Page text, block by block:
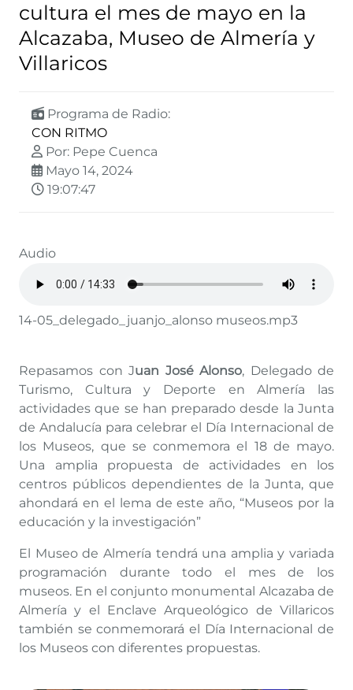
cultura el mes de mayo en la
Alcazaba, Museo de Almería y
Villaricos
Programa de Radio:
CON RITMO
Por: Pepe Cuenca
Mayo 14, 2024
19:07:47
Audio
14-05_delegado_juanjo_alonso museos.mp3
Repasamos con Juan José Alonso, Delegado de
Turismo, Cultura y Deporte en Almería las
actividades que se han preparado desde la Junta
de Andalucía para celebrar el Día Internacional de
los Museos, que se conmemora el 18 de mayo.
Una amplia propuesta de actividades en los
centros públicos dependientes de la Junta, que
ahondará en el lema de este año, “Museos por la
educación y la investigación”
El Museo de Almería tendrá una amplia y variada
programación durante todo el mes de los
museos. En el conjunto monumental Alcazaba de
Almería y el Enclave Arqueológico de Villaricos
también se conmemorará el Día Internacional de
los Museos con diferentes propuestas.